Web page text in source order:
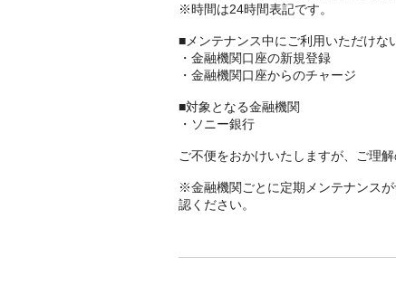
※時間は24時間表記です。
■メンテナンス中にご利用いただけな
・金融機関口座の新規登録
・金融機関口座からのチャージ
■対象となる金融機関
・ソニー銀行
ご不便をおかけいたしますが、ご理
※金融機関ごとに定期メンテナンスが
認ください。